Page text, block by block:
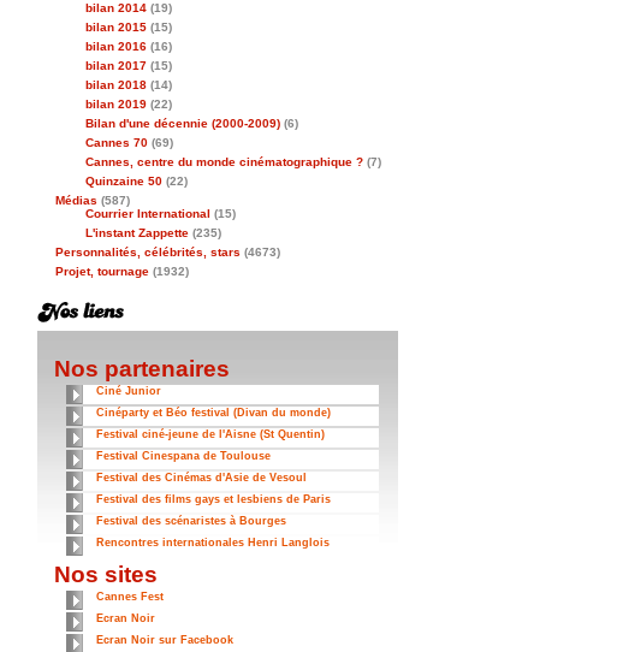
bilan 2014 (19)
bilan 2015 (15)
bilan 2016 (16)
bilan 2017 (15)
bilan 2018 (14)
bilan 2019 (22)
Bilan d'une décennie (2000-2009) (6)
Cannes 70 (69)
Cannes, centre du monde cinématographique ? (7)
Quinzaine 50 (22)
Médias (587)
Courrier International (15)
L'instant Zappette (235)
Personnalités, célébrités, stars (4673)
Projet, tournage (1932)
Nos partenaires
Ciné Junior
Cinéparty et Béo festival (Divan du monde)
Festival ciné-jeune de l'Aisne (St Quentin)
Festival Cinespana de Toulouse
Festival des Cinémas d'Asie de Vesoul
Festival des films gays et lesbiens de Paris
Festival des scénaristes à Bourges
Rencontres internationales Henri Langlois
Nos sites
Cannes Fest
Ecran Noir
Ecran Noir sur Facebook